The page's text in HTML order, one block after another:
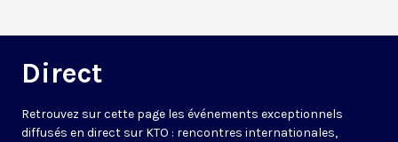
Direct
Retrouvez sur cette page les événements exceptionnels
diffusés en direct sur KTO : rencontres internationales,